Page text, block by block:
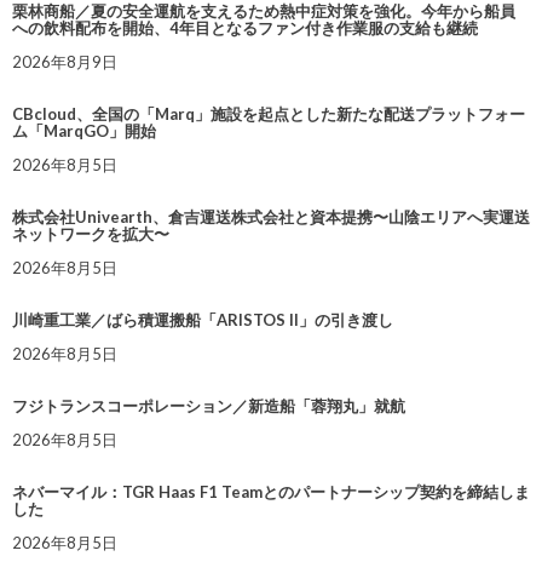
栗林商船／夏の安全運航を支えるため熱中症対策を強化。今年から船員
への飲料配布を開始、4年目となるファン付き作業服の支給も継続
2026年8月9日
CBcloud、全国の「Marq」施設を起点とした新たな配送プラットフォー
ム「MarqGO」開始
2026年8月5日
株式会社Univearth、倉吉運送株式会社と資本提携〜山陰エリアへ実運送
ネットワークを拡大〜
2026年8月5日
川崎重工業／ばら積運搬船「ARISTOS II」の引き渡し
2026年8月5日
フジトランスコーポレーション／新造船「蓉翔丸」就航
2026年8月5日
ネバーマイル：TGR Haas F1 Teamとのパートナーシップ契約を締結しま
した
2026年8月5日